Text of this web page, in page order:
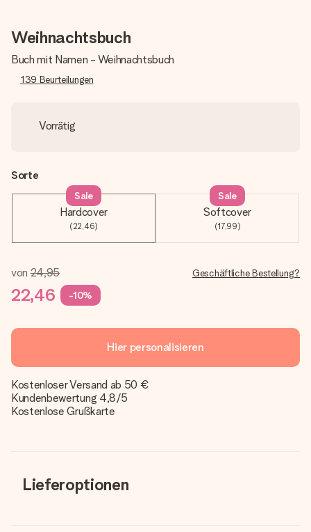
Weihnachtsbuch
Buch mit Namen - Weihnachtsbuch
139 Beurteilungen
Vorrätig
Sorte
Hardcover
(22,46)
Sale
Softcover
(17,99)
Sale
von 24,95
22,46 -10%
Geschäftliche Bestellung?
Hier personalisieren
Kostenloser Versand ab 50 €
Kundenbewertung 4,8/5
Kostenlose Grußkarte
Lieferoptionen